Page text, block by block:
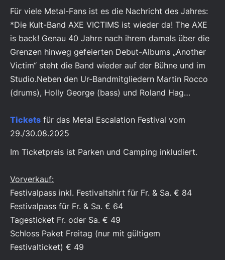
Für viele Metal-Fans ist es die Nachricht des Jahres:
*Die Kult-Band AXE VICTIMS ist wieder da! The AXE
is back! Genau 40 Jahre nach ihrem damals über die
Grenzen hinweg gefeierten Debut-Albums „Another
Victim“ steht die Band wieder auf der Bühne und im
Studio.Neben den Ur-Bandmitgliedern Martin Rocco
(drums), Holly George (bass) und Roland Hag…
Tickets für das Metal Escalation Festival vom
29./30.08.2025
Im Ticketpreis ist Parken und Camping inkludiert.
Vorverkauf:
Festivalpass inkl. Festivaltshirt für Fr. & Sa. € 84
Festivalpass für Fr. & Sa. € 64
Tagesticket Fr. oder Sa. € 49
Schloss Paket Freitag (nur mit gültigem
Festivalticket) € 49